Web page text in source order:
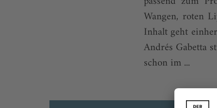
Wangen, roten
Inhalt geht
Andrés Gabetta
schon im ...